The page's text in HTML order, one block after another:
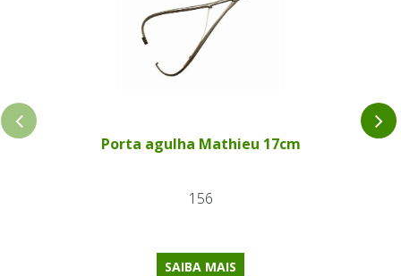
Porta agulha Mathieu 17cm
156
SAIBA MAIS